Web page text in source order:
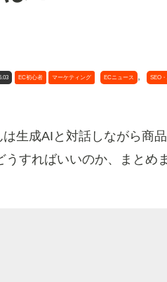
EC初心者 マーケティング ECニュース , SEO
生成AIと対話しながら商
すればいいのか、まとめ